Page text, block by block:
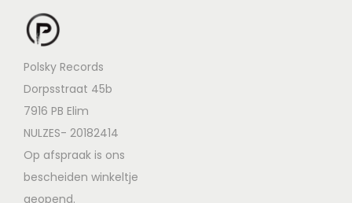
Polsky Records
Dorpsstraat 45b
7916 PB Elim
NULZES- 20182414
Op afspraak is ons
bescheiden winkeltje
geopend.